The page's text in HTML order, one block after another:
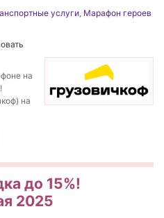
услуги, Марафон героев
на
на
до 15%!
2025